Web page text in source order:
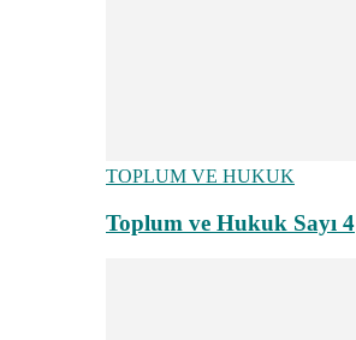
TOPLUM VE HUKUK
Toplum ve Hukuk Sayı 4